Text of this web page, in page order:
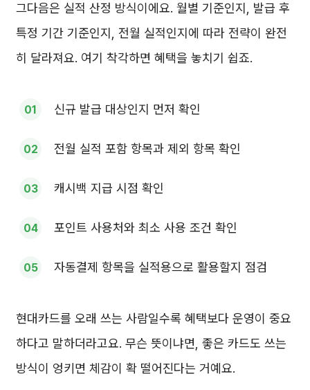
그다음은 실적 산정 방식이에요. 월별 기준인지, 발급 후
특정 기간 기준인지, 전월 실적인지에 따라 전략이 완전
히 달라져요. 여기 착각하면 혜택을 놓치기 쉽죠.
신규 발급 대상인지 먼저 확인
전월 실적 포함 항목과 제외 항목 확인
캐시백 지급 시점 확인
포인트 사용처와 최소 사용 조건 확인
자동결제 항목을 실적용으로 활용할지 점검
현대카드를 오래 쓰는 사람일수록 혜택보다 운영이 중요
하다고 말하더라고요. 무슨 뜻이냐면, 좋은 카드도 쓰는
방식이 엉키면 체감이 확 떨어진다는 거예요.